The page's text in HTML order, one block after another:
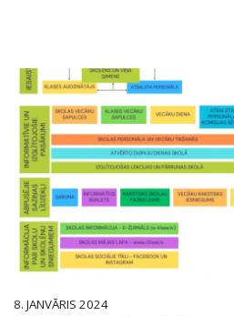
8. JANVĀRIS 2024